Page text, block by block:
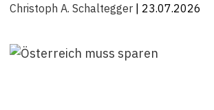
Christoph A. Schaltegger | 23.07.2026